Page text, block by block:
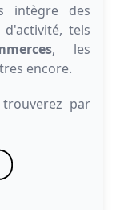
intègre des
tels
, les
encore.
par